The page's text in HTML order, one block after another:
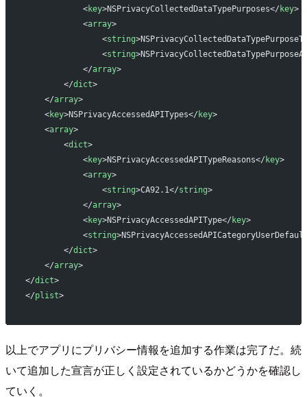
            <
key>NSPrivacyCollectedDataTypePurposes</ key>
            <
array>
                <
string
                <
string
            </
array>
        </
dict>
    </
array>
    <
key>NSPrivacyAccessedAPITypes</ key>
    <
array>
        <
dict>
            <
key>NSPrivacyAccessedAPITypeReasons</ key>
            <
array>
                <
string>CA92.1</string>
            </
array>
            <
key>NSPrivacyAccessedAPIType</ key>
            <
string
        </
dict>
    </
array>
</dict>
</plist>
以上でアプリにプリバシー情報を追加する作業は完了だ。続
いて追加した宣言が正しく設定されているかどうかを確認し
ていく。